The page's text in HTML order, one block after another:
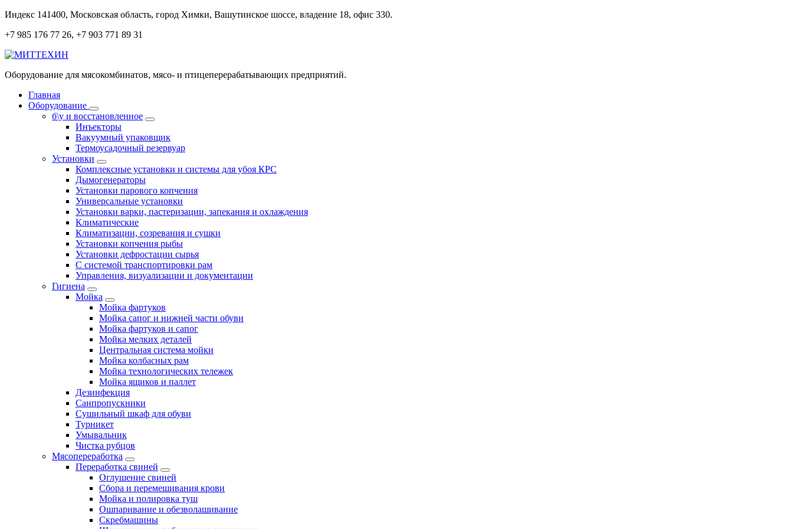
Перейти
содержанию
Индекс 141400, Московская область, город Химки, Вашутинское шоссе, владение 18, офис 330.
+7 985 176 77 26, +7 903 771 89 31
Оборудование для мясокомбинатов, мясо- и птицеперерабатывающих предприятий.
Главная
Оборудование
б\у и восстановленное
Инъекторы
Вакуумный упаковщик
Термоусадочный резервуар
Установки
Комплексные установки и системы для убоя КРС
Дымогенераторы
Установки парового копчения
Универсальные установки
Установки варки, пастеризации, запекания и охлаждения
Климатические
Климатизации, созревания и сушки
Установки копчения рыбы
Установки дефростации сырья
С системой транспортировки рам
Управления, визуализации и документации
Гигиена
Мойка
Мойка фартуков
Мойка сапог и нижней части обуви
Мойка фартуков и сапог
Мойка мелких деталей
Центральная система мойки
Мойка колбасных рам
Мойка технологических тележек
Мойка ящиков и паллет
Дезинфекция
Санпропускники
Сушильный шкаф для обуви
Турникет
Умывальник
Чистка рубцов
Мясопереработка
Переработка свиней
Оглушение свиней
Сбора и перемешивания крови
Мойка и полировка туш
Ошпаривание и обезволашивание
Скребмашины